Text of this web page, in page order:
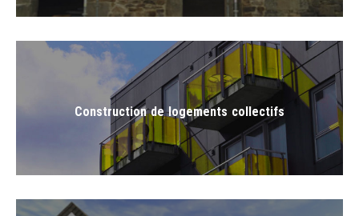
Construction de logements collectifs
Construction de logements collectifs